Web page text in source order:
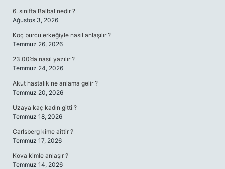
6. sınıfta Balbal nedir ?
Ağustos 3, 2026
Koç burcu erkeğiyle nasıl anlaşılır ?
Temmuz 26, 2026
23.00’da nasıl yazılır ?
Temmuz 24, 2026
Akut hastalık ne anlama gelir ?
Temmuz 20, 2026
Uzaya kaç kadın gitti ?
Temmuz 18, 2026
Carlsberg kime aittir ?
Temmuz 17, 2026
Kova kimle anlaşır ?
Temmuz 14, 2026